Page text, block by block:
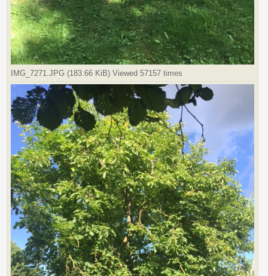
IMG_7271.JPG (183.66 KiB) Viewed 57157 times